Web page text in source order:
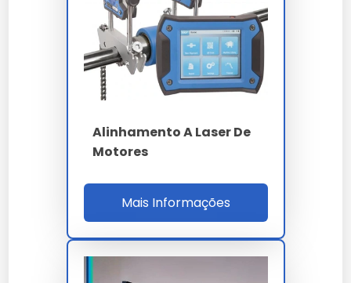
Qual o diferencial de
alinhamento a laser de
máquinas rotativas em nossa
empresa?
Nossas soluções passam por rigorosos controles,
garantindo performance superior às alternativas
alinhamento a laser de máquinas
é investir na continuidade da sua operação
A versatilidade dealinhamento a laser de
Alinhamento A Laser De
Motores
Mais Informações